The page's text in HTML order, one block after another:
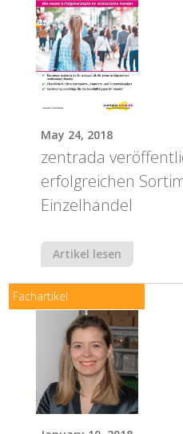
Die Dorfläden sind ein
Entwicklung. Sie bieten im
und Gemüse aus der Region
täglichen Bedarfs – von
zu einfach Socken und
May 24, 2018
zentrada
erfolgreichen
Einzelhandel
Artikel lesen
Fachartikel